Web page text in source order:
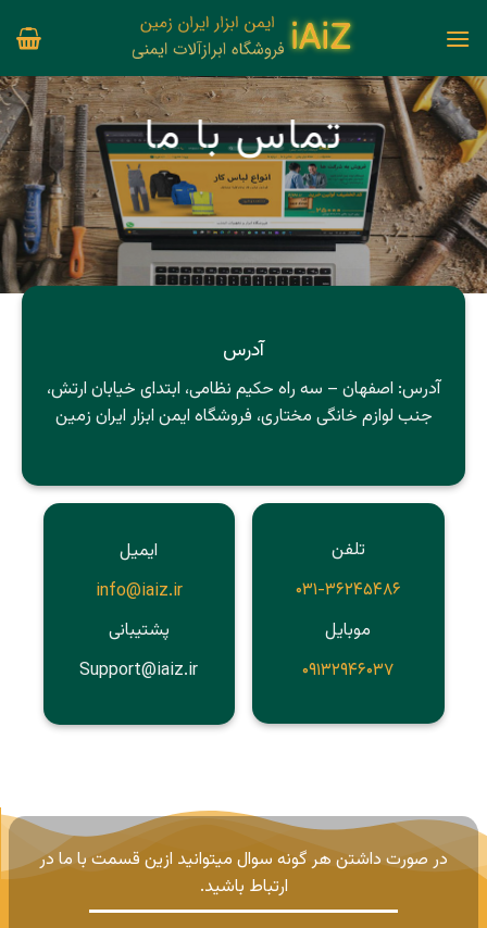
تماس با ما
آدرس
آدرس: اصفهان – سه راه حکیم نظامی، ابتدای خیابان ارتش،
جنب لوازم خانگی مختاری، فروشگاه ایمن ابزار ایران زمین
تلفن
۰۳۱-۳۶۲۴۵۴۸۶
موبایل
۰۹۱۳۲۹۴۶۰۳۷
ایمیل
info@iaiz.ir
پشتیبانی
Support@iaiz.ir
در صورت داشتن هر گونه سوال میتوانید ازین قسمت با ما در
ارتباط باشید.